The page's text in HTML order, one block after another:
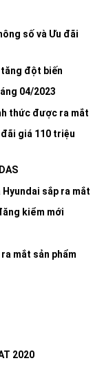
số và Ưu đãi
tăng đột biến
04/2023
thức được ra mắt
giá 110 triệu
sắp ra mắt
kiểm mới
mắt sản phẩm
2020